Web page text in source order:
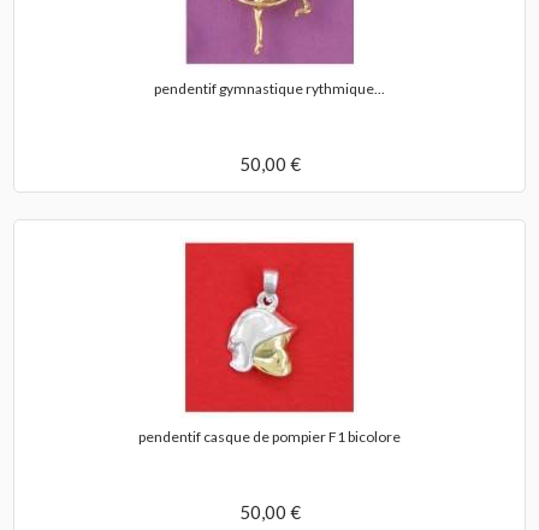
pendentif gymnastique rythmique...
50,00 €
pendentif casque de pompier F1 bicolore
50,00 €